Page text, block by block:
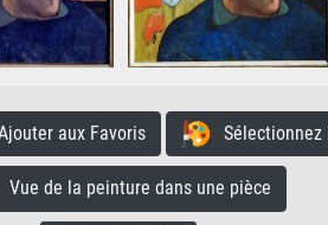
aux Favoris Sélectionnez
de la peinture dans une pièce